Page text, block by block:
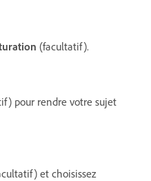
(facultatif).
pour rendre votre sujet
et choisissez